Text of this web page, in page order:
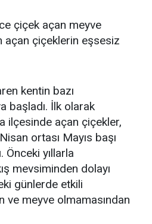
çiçek açan meyve
açan çiçeklerin eşsesiz
kentin bazı
başladı. İlk olarak
ilçesinde açan çiçekler,
ortası Mayıs başı
Önceki yıllarla
mevsiminden dolayı
günlerde etkili
ve meyve olmamasından